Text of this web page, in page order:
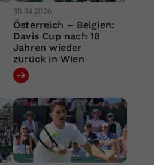
30.04.2026
Österreich – Belgien:
Davis Cup nach 18
Jahren wieder
zurück in Wien